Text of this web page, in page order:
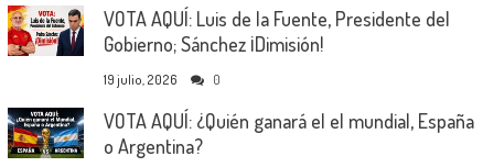
VOTA AQUÍ: Luis de la Fuente, Presidente del
Gobierno; Sánchez ¡Dimisión!
19 julio, 2026 0
VOTA AQUÍ: ¿Quién ganará el el mundial, España
o Argentina?